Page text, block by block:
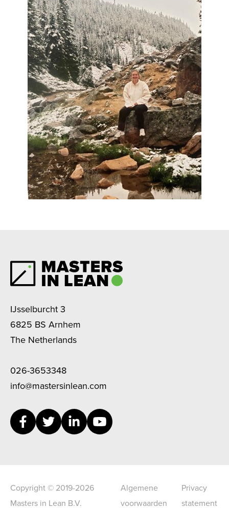
IJsselburcht 3
6825 BS Arnhem
The Netherlands
026-3653348
info@mastersinlean.com
Copyright © 2019-2026
Masters in Lean B.V.
Algemene
voorwaarden
Privacy
statement